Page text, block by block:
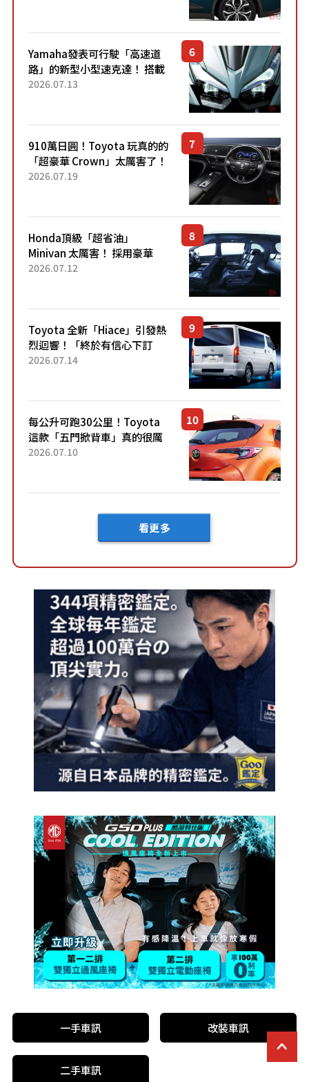
Yamaha發表可行駛「高速道
路」的新型小型速克達！ 搭載
能享受超強勁「渦輪感」的動
2026.07.13
910萬日圓！Toyota 玩真的的
「超豪華 Crown」太厲害了！
採用由「匠人技藝」打造的
2026.07.19
Honda頂級「超省油」
Minivan 太厲害！ 採用豪華
「真皮座椅」與專屬「黑色內
「三...
2026.07.12
Toyota 全新「Hiace」引發熱
烈迴響！「終於有信心下訂
了！」「哪個等級交車最
車？...
2026.07.14
每公升可跑30公里！Toyota
這款「五門掀背車」真的很厲
害！ 擁有全長4.3公尺的「剛剛
2026.07.10
看更多
一手車訊 改裝車訊
二手車訊